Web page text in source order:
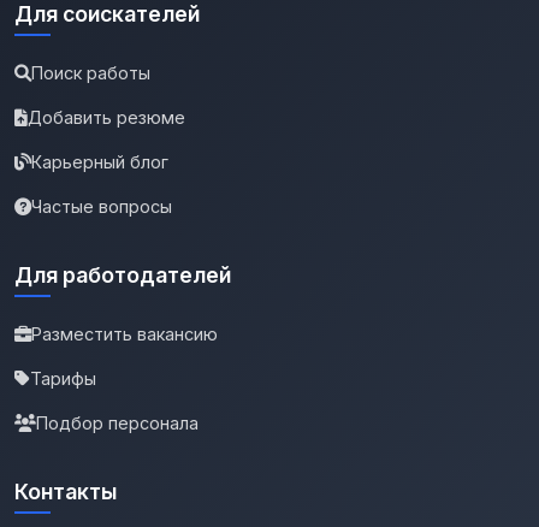
Для соискателей
Поиск работы
Добавить резюме
Карьерный блог
Частые вопросы
Для работодателей
Разместить вакансию
Тарифы
Подбор персонала
Контакты